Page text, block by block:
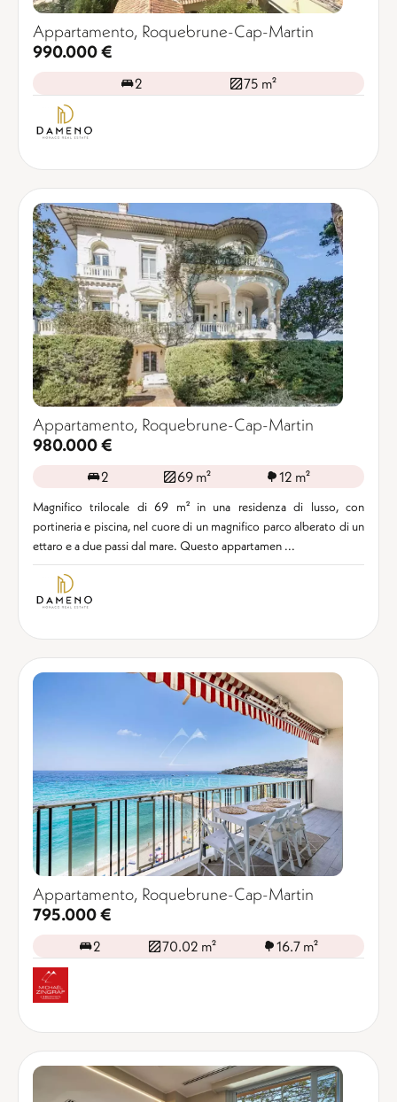
Appartamento, Roquebrune-Cap-Martin
990.000 €
2 75 m²
Appartamento, Roquebrune-Cap-Martin
980.000 €
2 69 m² 12 m²
Magnifico trilocale di 69 m² in una residenza di lusso, con
portineria e piscina, nel cuore di un magnifico parco alberato di un
ettaro e a due passi dal mare. Questo appartamen ...
Appartamento, Roquebrune-Cap-Martin
795.000 €
2 70.02 m² 16.7 m²